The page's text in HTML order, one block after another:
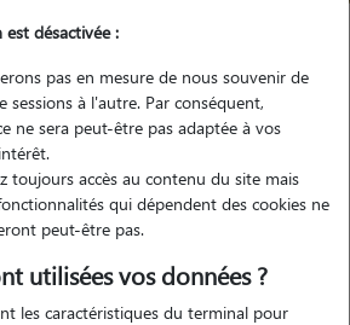
et familles d'accueil
Saint-Pierre (82370)
désactivée :
pas en mesure de nous souvenir de
sessions à l'autre. Par conséquent,
ne sera peut-être pas adaptée à vos
toujours accès au contenu du site mais
qui dépendent des cookies ne
peut-être pas.
utilisées vos données ?
les caractéristiques du terminal pour